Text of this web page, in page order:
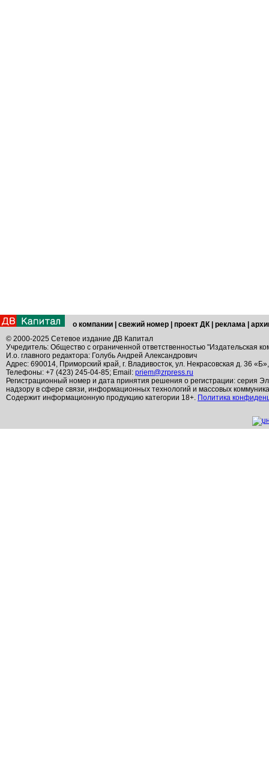
о компании свежий номер проект ДК реклама
© 2000-2025 Сетевое издание ДВ Капитал
Учредитель: Общество с ограниченной ответственностью "Издательская
И.о. главного редактора: Голубь Андрей Александрович
Адрес: 690014, Приморский край, г. Владивосток, ул. Некрасовская д. 36
Телефоны: +7 (423) 245-04-85; Email: priem@zrpress.ru
Регистрационный номер и дата принятия решения о регистрации: серия
надзору в сфере связи, информационных технологий и массовых
Содержит информационную продукцию категории 18+. Политика